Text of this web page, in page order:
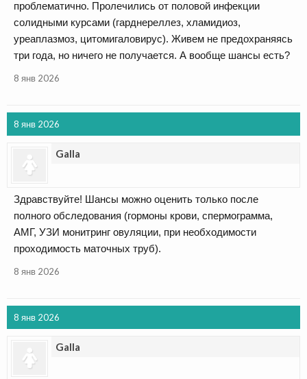
проблематично. Пролечились от половой инфекции
солидными курсами (гарднереллез, хламидиоз,
уреаплазмоз, цитомигаловирус). Живем не предохраняясь
три года, но ничего не получается. А вообще шансы есть?
8 янв 2026
8 янв 2026
Galla
Здравствуйте! Шансы можно оценить только после
полного обследования (гормоны крови, спермограмма,
АМГ, УЗИ монитринг овуляции, при необходимости
проходимость маточных труб).
8 янв 2026
8 янв 2026
Galla